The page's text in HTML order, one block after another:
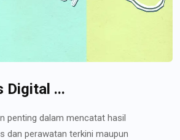
Digital ...
penting dalam mencatat hasil
dan perawatan terkini maupun